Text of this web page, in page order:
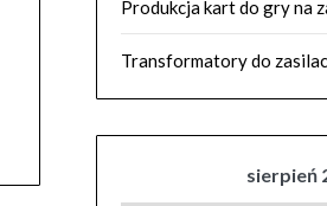
Produkcja kart do gry na
Transformatory do
sierpień